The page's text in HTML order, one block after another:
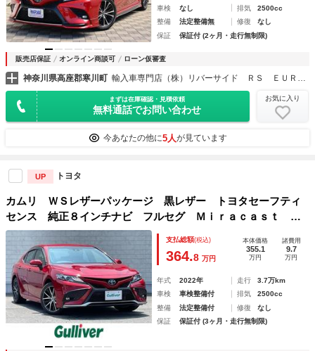
車検
なし 排気
2500cc
整備
法定整備無 修復
なし
保証
保証付 (2ヶ月・走行無制限)
販売店保証 オンライン商談可 ローン仮審査
神奈川県高座郡寒川町 輸入車専門店（株）リバーサイド ＲＳ ＥＵＲＯＣＡＲＳ
まずは在庫確認・見積依頼
無料通話でお問い合わせ
お気に入り
今あなたの他に5人が見ています
UP トヨタ
カムリ ＷＳレザーパッケージ 黒レザー トヨタセーフティ
センス 純正８インチナビ フルセグ Ｍｉｒａｃａｓｔ 追
従クルコン ＥＴＣ２．０ 全周囲カメラ パワーシート シ
ートヒーター 前後ドラレコ ＬＥＤオートハイビーム スペ
アキー
支払総額(税込)
364.8 万円
本体価格
355.1
万円
諸費用
9.7
万円
年式 2022年 走行
3.7万km
車検
車検整備付 排気
2500cc
整備
法定整備付 修復
なし
保証
保証付 (3ヶ月・走行無制限)